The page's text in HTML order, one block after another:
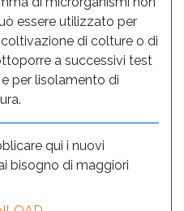
essere utilizzato per
coltivazione di colture o di
a successivi test
per lisolamento di
qui i nuovi
bisogno di maggiori